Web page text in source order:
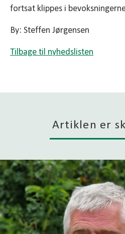
fortsat klippes i
By: Steffen Jørgensen
Tilbage til nyhedslisten
Artiklen er